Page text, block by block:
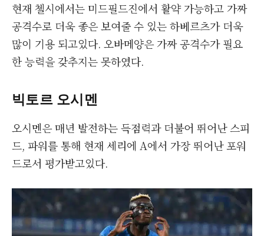
현재 첼시에서는 미드필드진에서 활약 가능하고 가짜
공격수로 더욱 좋은 보여줄 수 있는 하베르츠가 더욱
많이 기용 되고있다. 오바메양은 가짜 공격수가 필요
한 능력을 갖추지는 못하였다.
빅토르 오시멘
오시멘은 매년 발전하는 득점력과 더불어 뛰어난 스피
드, 파워를 통해 현재 세리에 A에서 가장 뛰어난 포워
드로서 평가받고있다.